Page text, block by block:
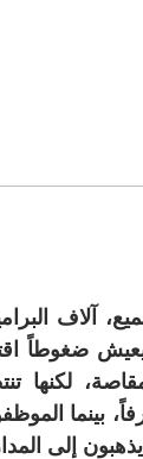
آلاف
ضغوطاً
لكنها
بينما
يذهبون إلى